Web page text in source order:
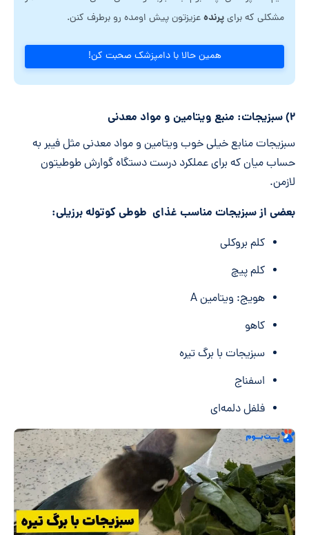
مشکلی که برایپرندهعزیزتون پیش اومده رو برطرف کنن.
همین حالا با دامپزشک صحبت کن!
۲) سبزیجات: منبع ویتامین و مواد معدنی
سبزیجات منابع خیلی خوب ویتامین و مواد معدنی مثل فیبر به
حساب میان که برای عملکرد درست دستگاه گوارش طوطیتون
لازمن.
بعضی از سبزیجات مناسب غذای طوطی کوتوله برزیلی:
کلم بروکلی
کلم پیچ
هویج: ویتامین A
کاهو
سبزیجات با برگ تیره
اسفناج
فلفل دلمه‌ای